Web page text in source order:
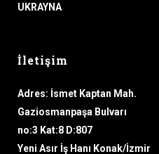
UKRAYNA
İletişim
Adres: İsmet Kaptan Mah.
Gaziosmanpaşa Bulvarı
no:3 Kat:8 D:807
Yeni Asır İş Hanı Konak/İzmir